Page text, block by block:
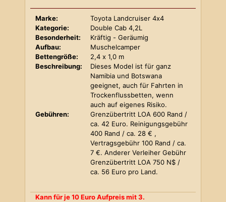
Marke:
Toyota Landcruiser 4x4
Kategorie:
Double Cab 4,2L
Besonderheit:
Kräftig - Geräumig
Aufbau:
Muschelcamper
Bettengröße:
2,4 x 1,0 m
Beschreibung:
Dieses Model ist für ganz
Namibia und Botswana
geeignet, auch für Fahrten in
Trockenflussbetten, wenn
auch auf eigenes Risiko.
Gebühren:
Grenzübertritt LOA 600 Rand /
ca. 42 Euro. Reinigungsgebühr
400 Rand / ca. 28 € ,
Vertragsgebühr 100 Rand / ca.
7 €. Anderer Verleiher Gebühr
Grenzübertritt LOA 750 N$ /
ca. 56 Euro pro Land.
Kann für je 10 Euro Aufpreis mit 3.